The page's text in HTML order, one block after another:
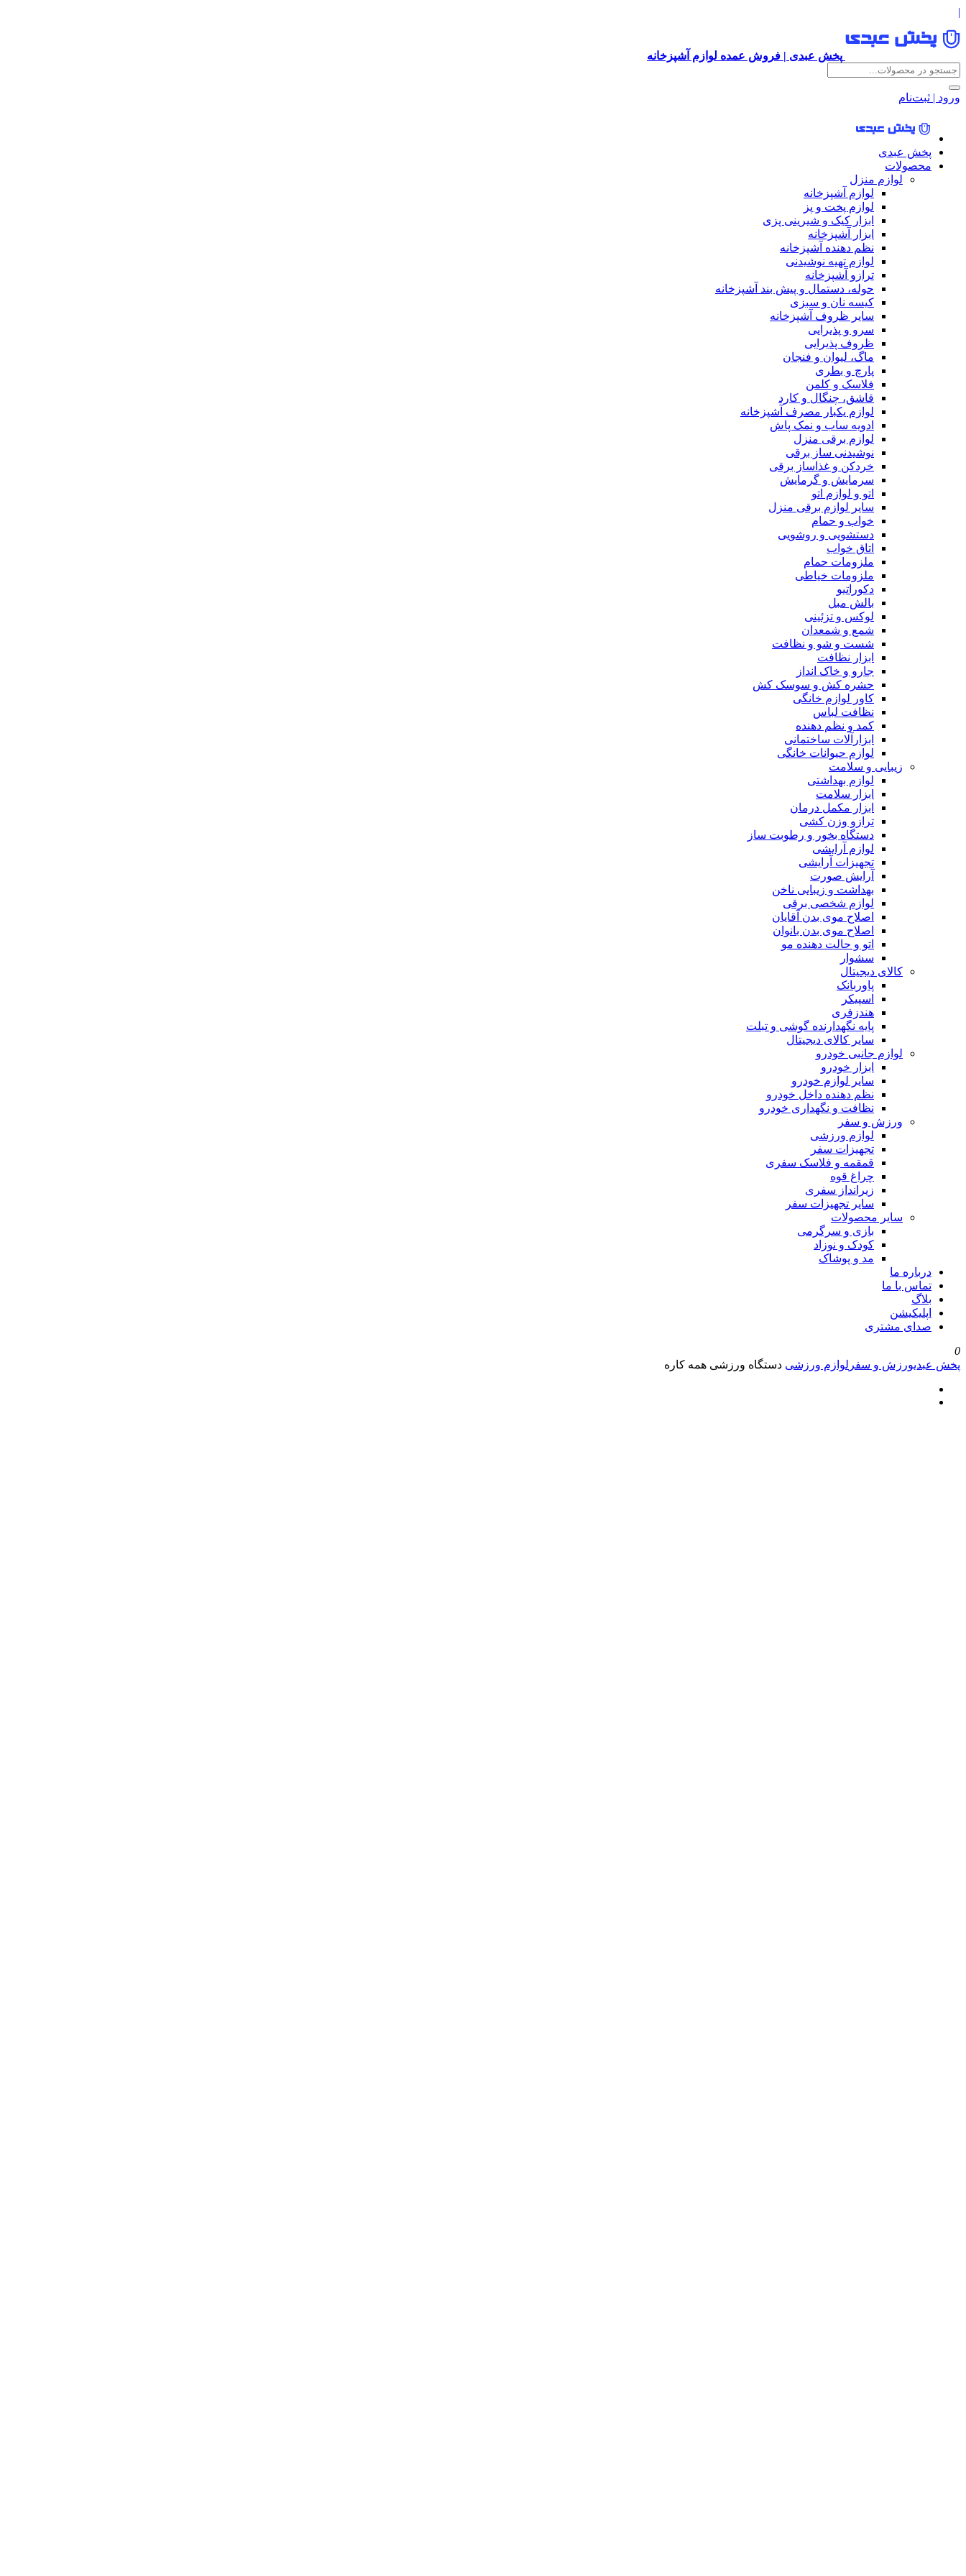
|
پخش عبدی | فروش عمده لوازم آشپزخانه
ورود | ثبت‌نام
پخش عبدی
محصولات
لوازم منزل
لوازم آشپزخانه
لوازم پخت و پز
ابزار کیک و شیرینی پزی
ابزار آشپزخانه
نظم دهنده آشپزخانه
لوازم تهیه نوشیدنی
ترازو آشپزخانه
حوله، دستمال و پیش بند آشپزخانه
کیسه نان و سبزی
سایر ظروف آشپزخانه
سرو و پذیرایی
ظروف پذیرایی
ماگ، لیوان و فنجان
پارچ و بطری
فلاسک و کلمن
قاشق، چنگال و کارد
لوازم یکبار مصرف آشپزخانه
ادویه ساب و نمک پاش
لوازم برقی منزل
نوشیدنی ساز برقی
خردکن و غذاساز برقی
سرمایش و گرمایش
اتو و لوازم اتو
سایر لوازم برقی منزل
خواب و حمام
دستشویی و روشویی
اتاق خواب
ملزومات حمام
ملزومات خیاطی
دکوراتیو
بالش مبل
لوکس و تزئینی
شمع و شمعدان
شست و شو و نظافت
ابزار نظافت
جارو و خاک انداز
حشره کش و سوسک کش
کاور لوازم خانگی
نظافت لباس
کمد و نظم دهنده
ابزارآلات ساختمانی
لوازم حیوانات خانگی
زیبایی و سلامت
لوازم بهداشتی
ابزار سلامت
ابزار مکمل درمان
ترازو وزن کشی
دستگاه بخور و رطوبت ساز
لوازم آرایشی
تجهیزات آرایشی
آرایش صورت
بهداشت و زیبایی ناخن
لوازم شخصی برقی
اصلاح موی بدن آقایان
اصلاح موی بدن بانوان
اتو و حالت دهنده مو
سشوار
کالای دیجیتال
پاوربانک
اسپیکر
هندزفری
پایه نگهدارنده گوشی و تبلت
سایر کالای دیجیتال
لوازم جانبی خودرو
ابزار خودرو
سایر لوازم خودرو
نظم دهنده داخل خودرو
نظافت و نگهداری خودرو
ورزش و سفر
لوازم ورزشی
تجهیزات سفر
قمقمه و فلاسک سفری
چراغ قوه
زیرانداز سفری
سایر تجهیزات سفر
سایر محصولات
بازی و سرگرمی
کودک و نوزاد
مد و پوشاک
درباره ما
تماس با ما
بلاگ
اپلیکیشن
صدای مشتری
0
پخش عبدیورزش و سفر لوازم ورزشی دستگاه ورزشی همه کاره